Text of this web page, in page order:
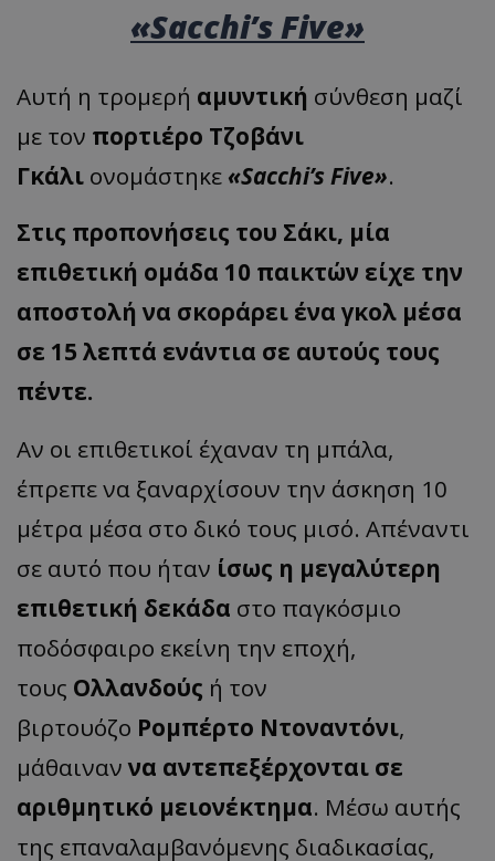
«Sacchi’s Five»
Αυτή η τρομερή αμυντική σύνθεση μαζί
με τον πορτιέρο Τζοβάνι
Γκάλι ονομάστηκε «Sacchi’s Five».
Στις προπονήσεις του Σάκι, μία
επιθετική ομάδα 10 παικτών είχε την
αποστολή να σκοράρει ένα γκολ μέσα
σε 15 λεπτά ενάντια σε αυτούς τους
πέντε.
Αν οι επιθετικοί έχαναν τη μπάλα,
έπρεπε να ξαναρχίσουν την άσκηση 10
μέτρα μέσα στο δικό τους μισό. Απέναντι
σε αυτό που ήταν ίσως η μεγαλύτερη
επιθετική δεκάδα στο παγκόσμιο
ποδόσφαιρο εκείνη την εποχή,
τους Ολλανδούς ή τον
βιρτουόζο Ρομπέρτο Ντοναντόνι,
μάθαιναννα αντεπεξέρχονται σε
αριθμητικό μειονέκτημα. Μέσω αυτής
της επαναλαμβανόμενης διαδικασίας,